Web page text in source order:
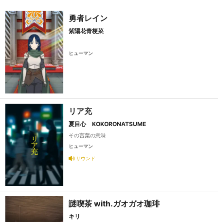
勇者レイン
紫陽花青梗菜
ヒューマン
リア充
夏目心 KOKORONATSUME
その言葉の意味
ヒューマン
サウンド
謎喫茶 with.ガオガオ珈琲
キリ